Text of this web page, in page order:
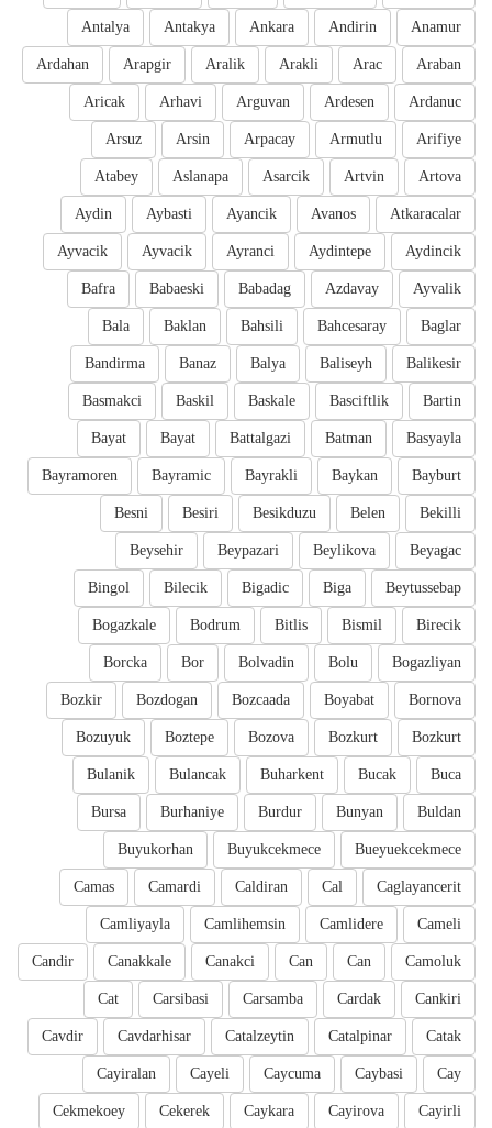
Anamur
Andirin
Ankara
Antakya
Antalya
Araban
Arac
Arakli
Aralik
Arapgir
Ardahan
Ardanuc
Ardesen
Arguvan
Arhavi
Aricak
Arifiye
Armutlu
Arpacay
Arsin
Arsuz
Artova
Artvin
Asarcik
Aslanapa
Atabey
Atkaracalar
Avanos
Ayancik
Aybasti
Aydin
Aydincik
Aydintepe
Ayranci
Ayvacik
Ayvacik
Ayvalik
Azdavay
Babadag
Babaeski
Bafra
Baglar
Bahcesaray
Bahsili
Baklan
Bala
Balikesir
Baliseyh
Balya
Banaz
Bandirma
Bartin
Basciftlik
Baskale
Baskil
Basmakci
Basyayla
Batman
Battalgazi
Bayat
Bayat
Bayburt
Baykan
Bayrakli
Bayramic
Bayramoren
Bekilli
Belen
Besikduzu
Besiri
Besni
Beyagac
Beylikova
Beypazari
Beysehir
Beytussebap
Biga
Bigadic
Bilecik
Bingol
Birecik
Bismil
Bitlis
Bodrum
Bogazkale
Bogazliyan
Bolu
Bolvadin
Bor
Borcka
Bornova
Boyabat
Bozcaada
Bozdogan
Bozkir
Bozkurt
Bozkurt
Bozova
Boztepe
Bozuyuk
Buca
Bucak
Buharkent
Bulancak
Bulanik
Buldan
Bunyan
Burdur
Burhaniye
Bursa
Bueyuekcekmece
Buyukcekmece
Buyukorhan
Caglayancerit
Cal
Caldiran
Camardi
Camas
Cameli
Camlidere
Camlihemsin
Camliyayla
Camoluk
Can
Can
Canakci
Canakkale
Candir
Cankiri
Cardak
Carsamba
Carsibasi
Cat
Catak
Catalpinar
Catalzeytin
Cavdarhisar
Cavdir
Cay
Caybasi
Caycuma
Cayeli
Cayiralan
Cayirli
Cayirova
Caykara
Cekerek
Cekmekoey